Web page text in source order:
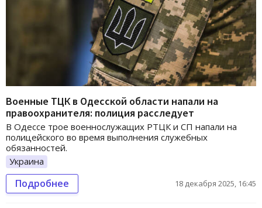
Военные ТЦК в Одесской области напали на
правоохранителя: полиция расследует
В Одессе трое военнослужащих РТЦК и СП напали на
полицейского во время выполнения служебных
обязанностей.
Украина
Подробнее 18 декабря 2025, 16:45